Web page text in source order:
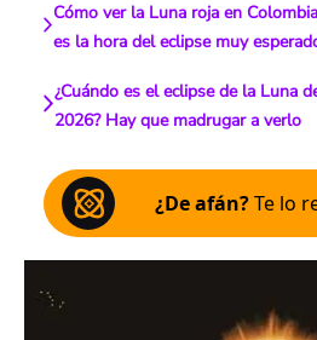
Cómo ver la Luna roja en
es la hora del eclipse muy
¿Cuándo es el eclipse de la Luna
2026? Hay que madrugar a verlo
¿De afán?Te lo